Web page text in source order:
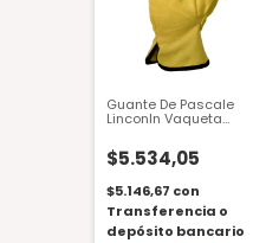
Guante De Pascale
Linconln Vaqueta
Amplio 222025 Talle 10
$5.534,05
$5.146,67 con
Transferencia o
depósito bancario